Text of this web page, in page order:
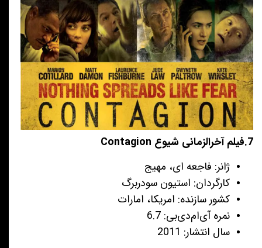
7.فیلم آخرالزمانی شیوع Contagion
ژانر: فاجعه ای، مهیج
کارگردان: استیون سودربرگ
کشور سازنده: امریکا، امارات
نمره آی‌ام‌دی‌بی: 6.7
سال انتشار: 2011